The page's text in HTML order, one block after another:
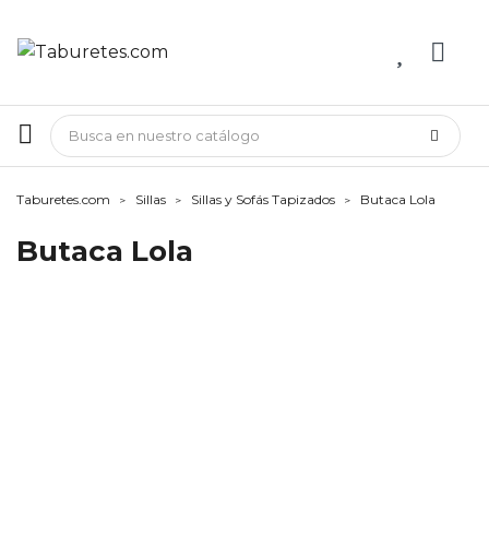
Taburetes.com Sillas Sillas y Sofás Tapizados Butaca Lola
Butaca Lola